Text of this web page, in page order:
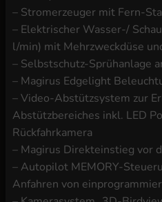
– Stromerzeuger mit Fern-
– Elektrischer Wasser-/
l/min) mit Mehrzweckdüse
– Selbstschutz-Sprühanlage
– Magirus Edgelight
– Video-Abstützsystem zur
Abstützbereiches inkl. LED
Rückfahrkamera
– Magirus Direkteinstieg vor
– Autopilot MEMORY-
Anfahren von